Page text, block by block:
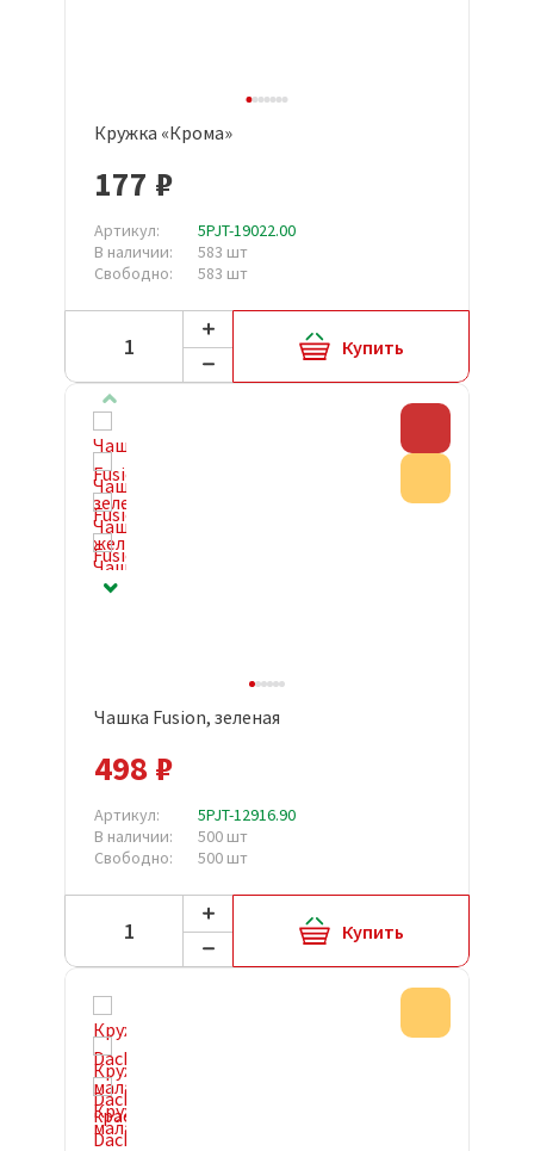
Кружка «Крома»
177 ₽
Артикул:
5PJT-19022.00
В наличии:
583 шт
Свободно:
583 шт
Купить
Чашка Fusion, зеленая
498 ₽
Артикул:
5PJT-12916.90
В наличии:
500 шт
Свободно:
500 шт
Купить